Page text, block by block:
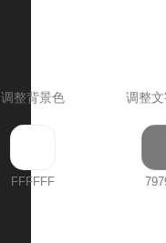
调整背景色 调整